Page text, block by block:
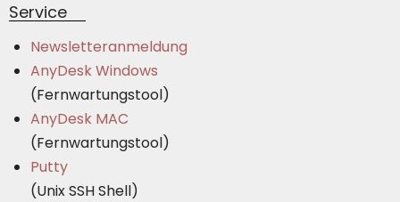
Service
Newsletteranmeldung
AnyDesk Windows
(Fernwartungstool)
AnyDesk MAC
(Fernwartungstool)
Putty
(Unix SSH Shell)